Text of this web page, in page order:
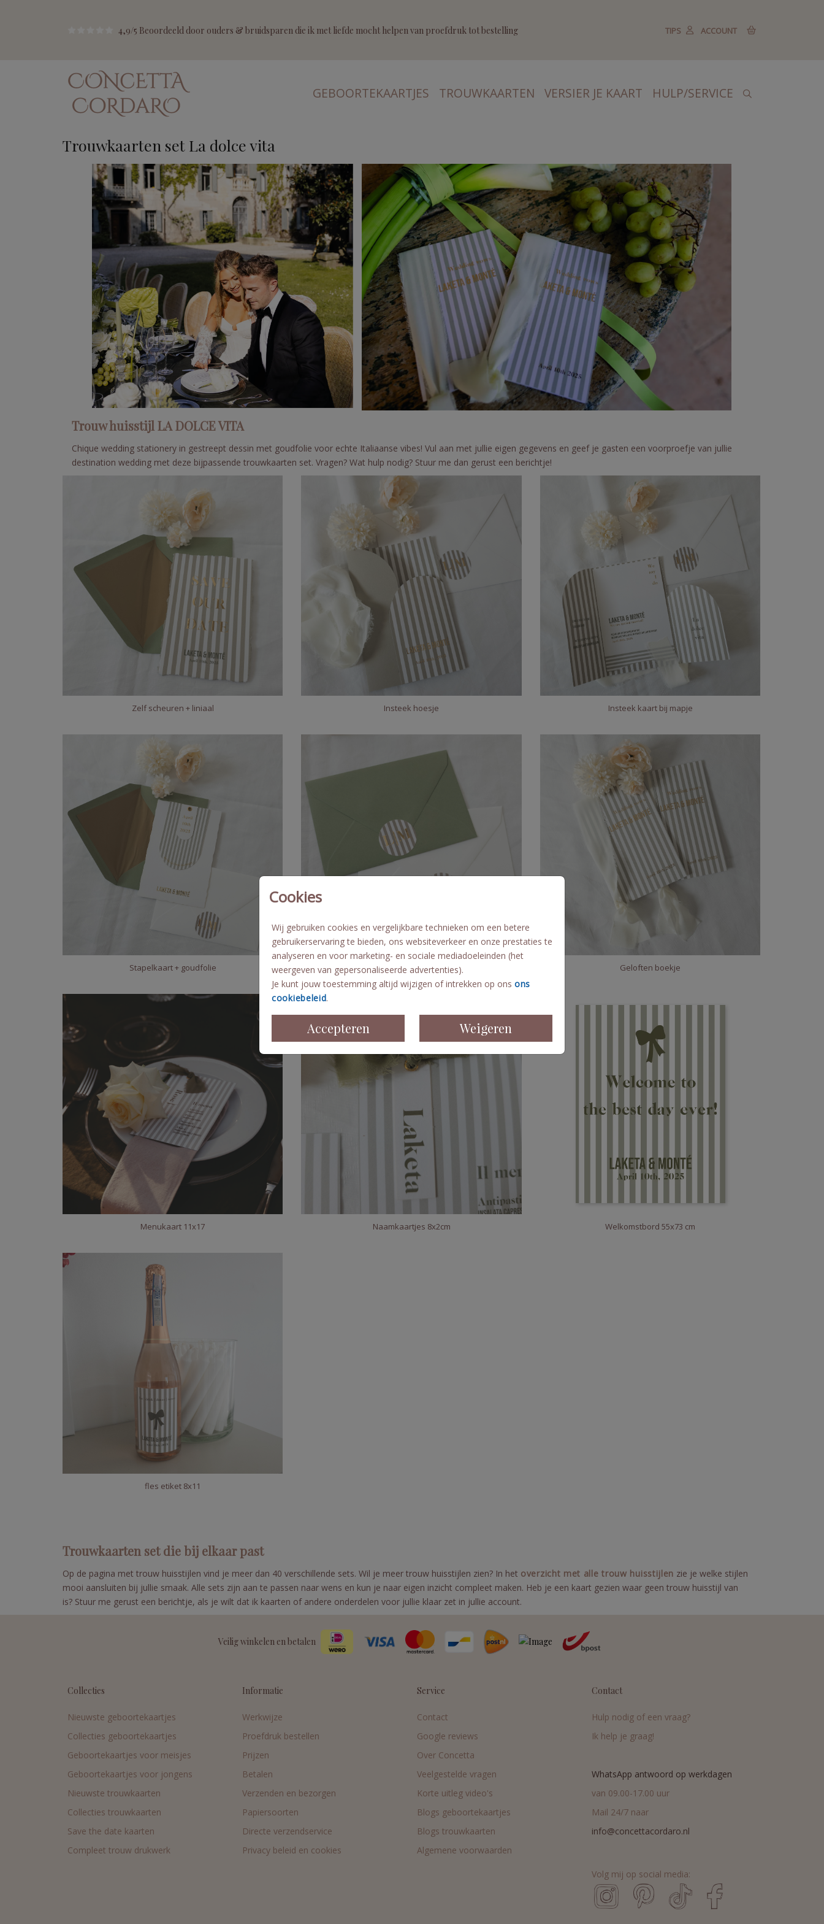
4,9/5 Beoordeeld door ouders & bruidsparen die ik met liefde mocht helpen van proefdruk tot bestelling TIPS ACCOUNT
GEBOORTEKAARTJES TROUWKAARTEN VERSIER JE KAART HULP/SERVICE
Cookies
Wij gebruiken cookies en vergelijkbare technieken om een betere
gebruikerservaring te bieden, ons websiteverkeer en onze prestaties te
analyseren en voor marketing- en sociale mediadoeleinden (het
weergeven van gepersonaliseerde advertenties).
Je kunt jouw toestemming altijd wijzigen of intrekken op ons ons
cookiebeleid.
Accepteren Weigeren
Trouwkaarten set La dolce vita
Trouw huisstijl LA DOLCE VITA
Chique wedding stationery in gestreept dessin met goudfolie voor echte Italiaanse vibes! Vul aan met jullie eigen gegevens en geef je gasten een voorproefje van jullie
destination wedding met deze bijpassende trouwkaarten set. Vragen? Wat hulp nodig? Stuur me dan gerust een berichtje!
Zelf scheuren + liniaal Insteek hoesje Insteek kaart bij mapje
Stapelkaart + goudfolie 44 mm Ø goudfolie Geloften boekje
Menukaart 11x17 Naamkaartjes 8x2cm Welkomstbord 55x73 cm
fles etiket 8x11
Trouwkaarten set die bij elkaar past
Op de pagina met trouw huisstijlen vind je meer dan 40 verschillende sets. Wil je meer trouw huisstijlen zien? In het overzicht met alle trouw huisstijlen zie je welke stijlen
mooi aansluiten bij jullie smaak. Alle sets zijn aan te passen naar wens en kun je naar eigen inzicht compleet maken. Heb je een kaart gezien waar geen trouw huisstijl van
is? Stuur me gerust een berichtje, als je wilt dat ik kaarten of andere onderdelen voor jullie klaar zet in jullie account.
Veilig winkelen en betalen
Collecties
Nieuwste geboortekaartjes
Collecties geboortekaartjes
Geboortekaartjes voor meisjes
Geboortekaartjes voor jongens
Nieuwste trouwkaarten
Collecties trouwkaarten
Save the date kaarten
Compleet trouw drukwerk
Informatie
Werkwijze
Proefdruk bestellen
Prijzen
Betalen
Verzenden en bezorgen
Papiersoorten
Directe verzendservice
Privacy beleid en cookies
Service
Contact
Google reviews
Over Concetta
Veelgestelde vragen
Korte uitleg video's
Blogs geboortekaartjes
Blogs trouwkaarten
Algemene voorwaarden
Contact
Hulp nodig of een vraag?
Ik help je graag!
WhatsApp antwoord op werkdagen
van 09.00-17.00 uur
Mail 24/7 naar
info@concettacordaro.nl
Volg mij op social media: